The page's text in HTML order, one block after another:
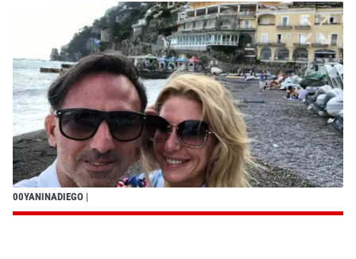
00YANINADIEGO |